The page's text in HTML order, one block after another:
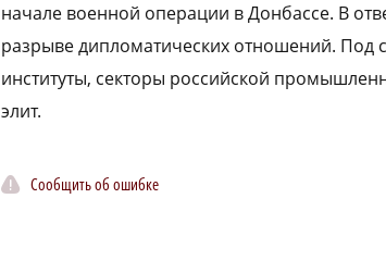
начале военной операции в Донбассе. В
разрыве дипломатических отношений.
институты, секторы российской
элит.
Сообщить об ошибке